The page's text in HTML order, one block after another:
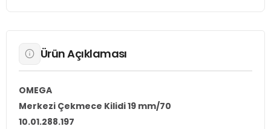
Ürün Açıklaması
OMEGA
Merkezi Çekmece Kilidi 19 mm/70
10.01.288.197